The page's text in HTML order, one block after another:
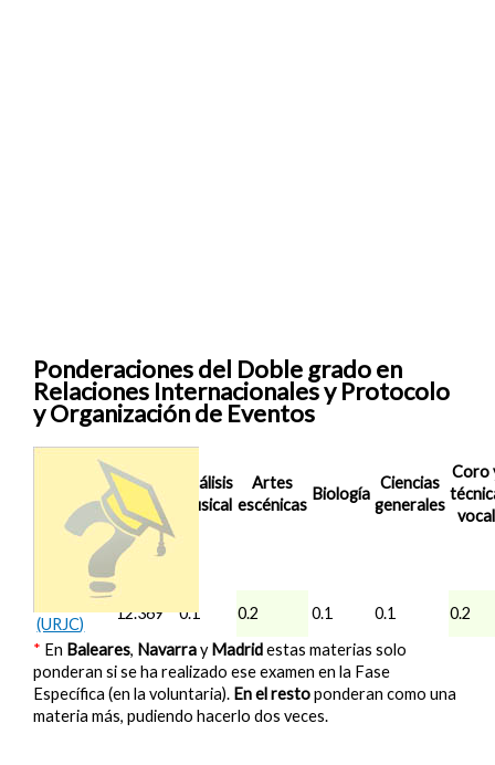
Ponderaciones del Doble grado en
Relaciones Internacionales y Protocolo
y Organización de Eventos
Nota de
Corte
2025/26
Análisis
musical
Artes
escénicas
Biología
Ciencias
generales
Coro
vocal
(NEBRIJA)
No se
(URJC)
12.369 0.1 0.2 0.1 0.1
0.2
* En Baleares, NavarrayMadridestas materias solo
ponderan si se ha realizado ese examen en la Fase
Específica (en la voluntaria). En el restoponderan como una
materia más, pudiendo hacerlo dos veces.